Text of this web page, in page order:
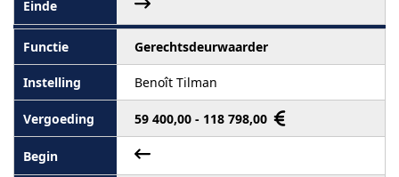
Gerechtsdeurwaarder
Benoît Tilman
59 400,00 - 118 798,00